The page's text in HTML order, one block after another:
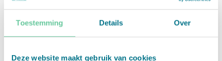
Toestemming Details Over
Deze website maakt gebruik van cookies
betaalmethode in de checkout.
Plugin voor Shopify Plus:
Deze plugin
integreert fashioncheque naadloos in het